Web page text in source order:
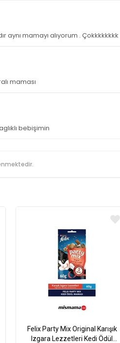
aynı mamayı alıyorum .
maması
bebişimin
Felix Party Mix Original Karışık
Izgara Lezzetleri Kedi Ödül